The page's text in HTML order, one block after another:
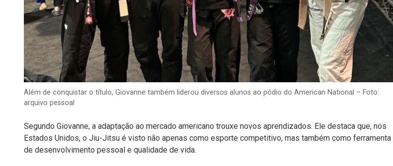
Além de conquistar o título, Giovanne também liderou diversos alunos ao pódio do American National – Foto:
arquivo pessoal
Segundo Giovanne, a adaptação ao mercado americano trouxe novos aprendizados. Ele destaca que, nos
Estados Unidos, o Jiu-Jitsu é visto não apenas como esporte competitivo, mas também como ferramenta
de desenvolvimento pessoal e qualidade de vida.